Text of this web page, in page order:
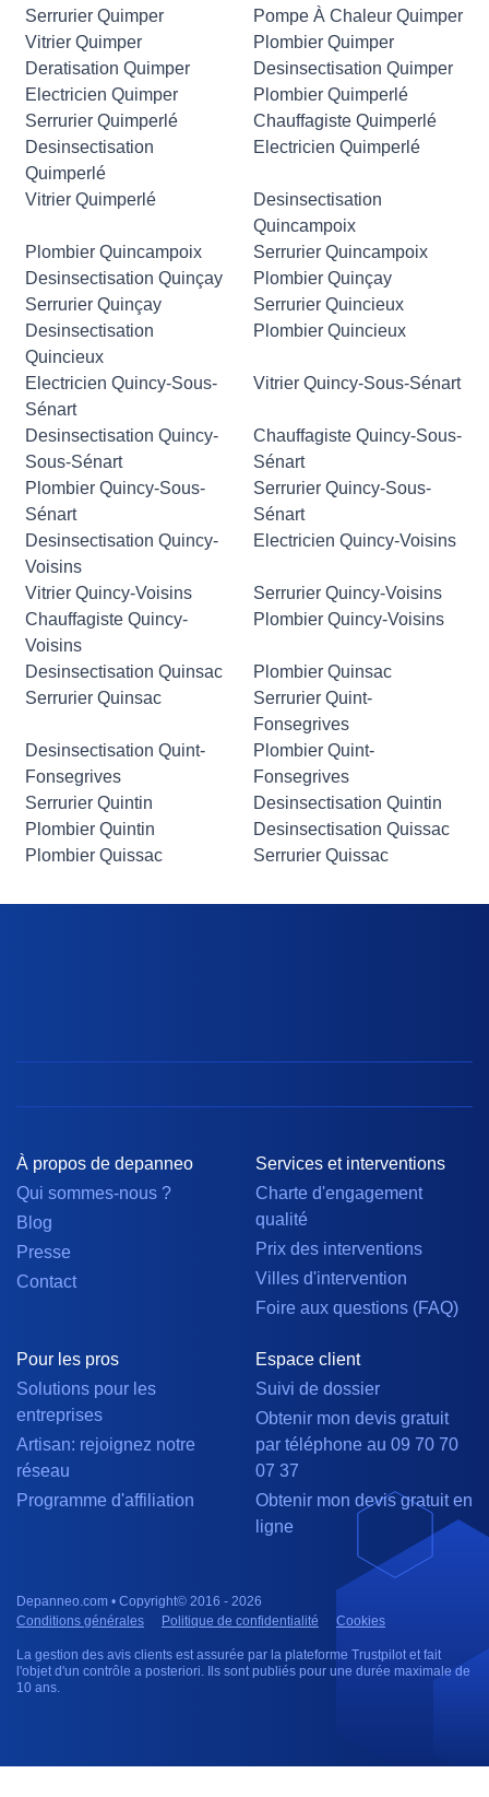
Serrurier Quimper
Pompe À Chaleur Quimper
Vitrier Quimper
Plombier Quimper
Deratisation Quimper
Desinsectisation Quimper
Electricien Quimper
Plombier Quimperlé
Serrurier Quimperlé
Chauffagiste Quimperlé
Desinsectisation
Quimperlé
Electricien Quimperlé
Vitrier Quimperlé
Desinsectisation
Quincampoix
Plombier Quincampoix
Serrurier Quincampoix
Desinsectisation Quinçay
Plombier Quinçay
Serrurier Quinçay
Serrurier Quincieux
Desinsectisation
Quincieux
Plombier Quincieux
Electricien Quincy-Sous-
Sénart
Vitrier Quincy-Sous-Sénart
Desinsectisation Quincy-
Sous-Sénart
Chauffagiste Quincy-Sous-
Sénart
Plombier Quincy-Sous-
Sénart
Serrurier Quincy-Sous-
Sénart
Desinsectisation Quincy-
Voisins
Electricien Quincy-Voisins
Vitrier Quincy-Voisins
Serrurier Quincy-Voisins
Chauffagiste Quincy-
Voisins
Plombier Quincy-Voisins
Desinsectisation Quinsac
Plombier Quinsac
Serrurier Quinsac
Serrurier Quint-
Fonsegrives
Desinsectisation Quint-
Fonsegrives
Plombier Quint-
Fonsegrives
Serrurier Quintin
Desinsectisation Quintin
Plombier Quintin
Desinsectisation Quissac
Plombier Quissac
Serrurier Quissac
À propos de depanneo
Qui sommes-nous ?
Blog
Presse
Contact
Services et interventions
Charte d'engagement
qualité
Prix des interventions
Villes d'intervention
Foire aux questions (FAQ)
Pour les pros
Solutions pour les
entreprises
Artisan: rejoignez notre
réseau
Programme d'affiliation
Espace client
Suivi de dossier
Obtenir mon devis gratuit
par téléphone au 09 70 70
07 37
Obtenir mon devis gratuit en
ligne
Depanneo.com • Copyright© 2016 - 2026
Conditions générales
Politique de confidentialité Cookies
La gestion des avis clients est assurée par la plateforme Trustpilot et fait
l'objet d'un contrôle a posteriori. Ils sont publiés pour une durée maximale de
10 ans.